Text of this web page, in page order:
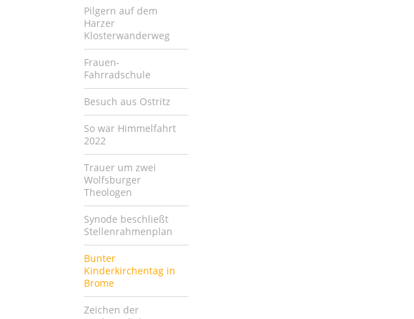
Pilgern auf dem
Harzer
Klosterwanderweg
Frauen-
Fahrradschule
Besuch aus Ostritz
So war Himmelfahrt
2022
Trauer um zwei
Wolfsburger
Theologen
Synode beschließt
Stellenrahmenplan
Bunter
Kinderkirchentag in
Brome
Zeichen der